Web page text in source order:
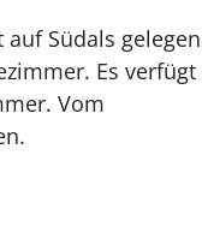
Südals
Es verfügt
Vom